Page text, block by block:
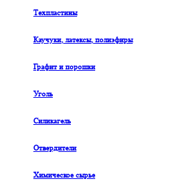
Техпластины
Каучуки, латексы, полиэфиры
Графит и порошки
Уголь
Силикагель
Отвердители
Химическое сырье